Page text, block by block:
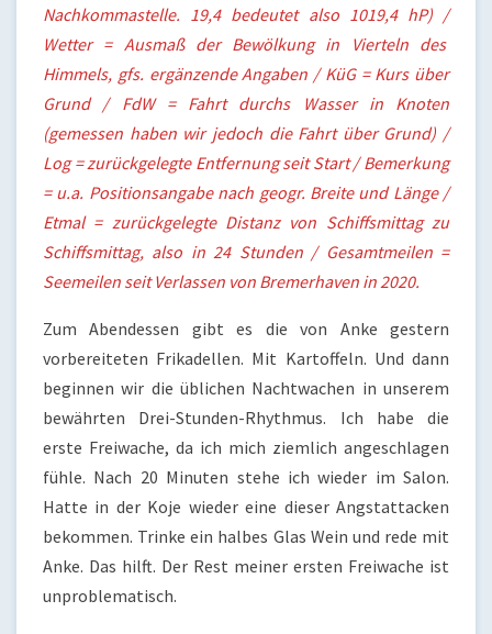
Nachkommastelle. 19,4 bedeutet also 1019,4 hP) /
Wetter = Ausmaß der Bewölkung in Vierteln des
Himmels, gfs. ergänzende Angaben / KüG = Kurs über
Grund / FdW = Fahrt durchs Wasser in Knoten
(gemessen haben wir jedoch die Fahrt über Grund) /
Log = zurückgelegte Entfernung seit Start / Bemerkung
= u.a. Positionsangabe nach geogr. Breite und Länge /
Etmal = zurückgelegte Distanz von Schiffsmittag zu
Schiffsmittag, also in 24 Stunden / Gesamtmeilen =
Seemeilen seit Verlassen von Bremerhaven in 2020.
Zum Abendessen gibt es die von Anke gestern
vorbereiteten Frikadellen. Mit Kartoffeln. Und dann
beginnen wir die üblichen Nachtwachen in unserem
bewährten Drei-Stunden-Rhythmus. Ich habe die
erste Freiwache, da ich mich ziemlich angeschlagen
fühle. Nach 20 Minuten stehe ich wieder im Salon.
Hatte in der Koje wieder eine dieser Angstattacken
bekommen. Trinke ein halbes Glas Wein und rede mit
Anke. Das hilft. Der Rest meiner ersten Freiwache ist
unproblematisch.